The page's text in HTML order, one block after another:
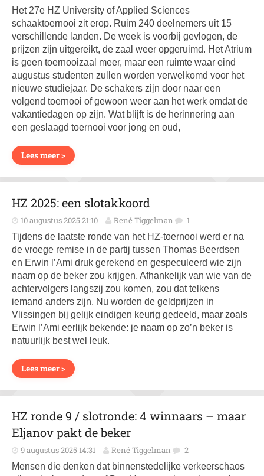
Het 27e HZ University of Applied Sciences
schaaktoernooi zit erop. Ruim 240 deelnemers uit 15
verschillende landen. De week is voorbij gevlogen, de
prijzen zijn uitgereikt, de zaal weer opgeruimd. Het Atrium
is geen toernooizaal meer, maar een ruimte waar eind
augustus studenten zullen worden verwelkomd voor het
nieuwe studiejaar. De schakers zijn door naar een
volgend toernooi of gewoon weer aan het werk omdat de
vakantiedagen op zijn. Wat blijft is de herinnering aan
een geslaagd toernooi voor jong en oud,
Lees meer >
HZ 2025: een slotakkoord
10 augustus 2025 21:10 René Tiggelman 1
Tijdens de laatste ronde van het HZ-toernooi werd er na
de vroege remise in de partij tussen Thomas Beerdsen
en Erwin l’Ami druk gerekend en gespeculeerd wie zijn
naam op de beker zou krijgen. Afhankelijk van wie van de
achtervolgers langszij zou komen, zou dat telkens
iemand anders zijn. Nu worden de geldprijzen in
Vlissingen bij gelijk eindigen keurig gedeeld, maar zoals
Erwin l’Ami eerlijk bekende: je naam op zo’n beker is
natuurlijk best wel leuk.
Lees meer >
HZ ronde 9 / slotronde: 4 winnaars – maar
Eljanov pakt de beker
9 augustus 2025 14:31 René Tiggelman 2
Mensen die denken dat binnenstedelijke verkeerschaos